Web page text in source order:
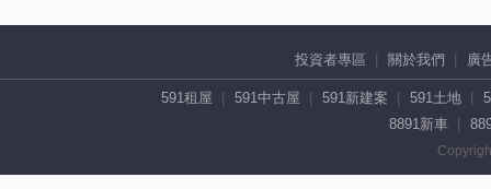
投資者專區 關於我們 廣
591租屋 591中古屋 591新建案 591土地
8891新車